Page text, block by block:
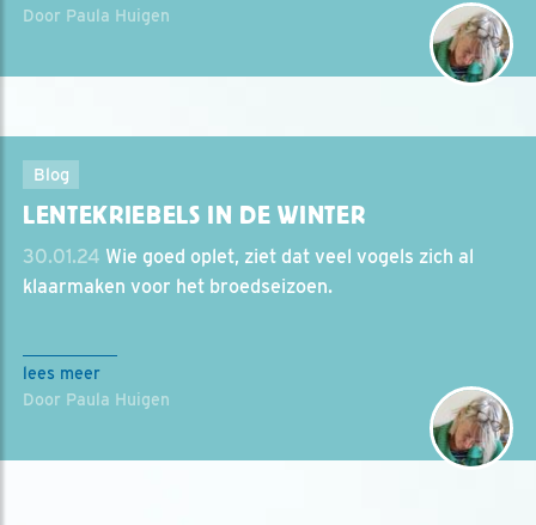
Door Paula Huigen
Blog
LENTEKRIEBELS IN DE WINTER
30.01.24 Wie goed oplet, ziet dat veel vogels zich al
klaarmaken voor het broedseizoen.
lees meer
Door Paula Huigen